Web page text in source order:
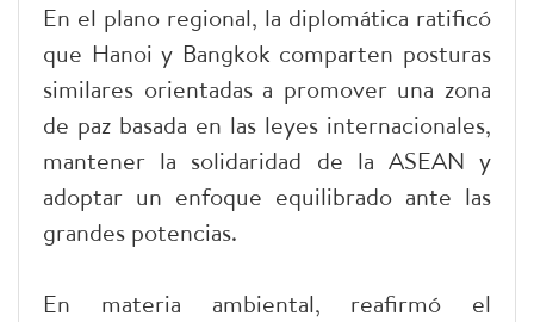
En el plano regional, la diplomática ratificó
que Hanoi y Bangkok comparten posturas
similares orientadas a promover una zona
de paz basada en las leyes internacionales,
mantener la solidaridad de la ASEAN y
adoptar un enfoque equilibrado ante las
grandes potencias.
En materia ambiental, reafirmó el